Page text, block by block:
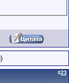
#23